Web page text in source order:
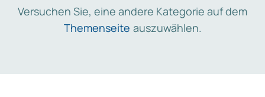
Versuchen Sie, eine andere Kategorie auf dem
Themenseite auszuwählen.